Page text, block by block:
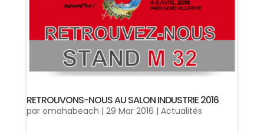
RETROUVONS-NOUS AU SALON INDUSTRIE 2016
par omahabeach | 29 Mar 2016 | Actualités